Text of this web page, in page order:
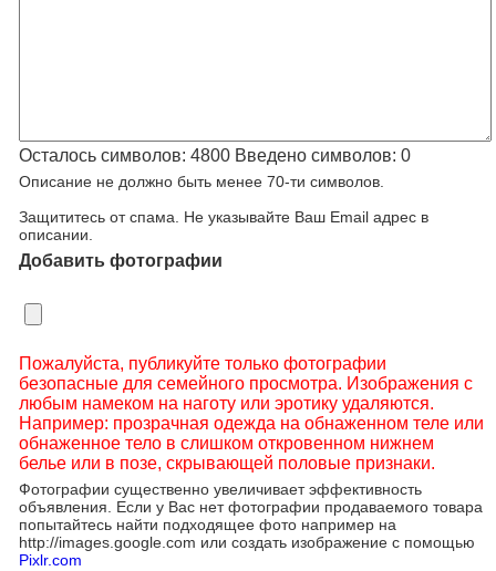
Осталось символов: 4800 Введено символов: 0
Описание не должно быть менее 70-ти символов.
Защититесь от спама. Не указывайте Ваш Email адрес в
описании.
Добавить фотографии
Пожалуйста, публикуйте только фотографии
безопасные для семейного просмотра. Изображения с
любым намеком на наготу или эротику удаляются.
Например: прозрачная одежда на обнаженном теле или
обнаженное тело в слишком откровенном нижнем
белье или в позе, скрывающей половые признаки.
Фотографии существенно увеличивает эффективность
объявления. Если у Вас нет фотографии продаваемого товара
попытайтесь найти подходящее фото например на
http://images.google.com или создать изображение с помощью
Pixlr.com